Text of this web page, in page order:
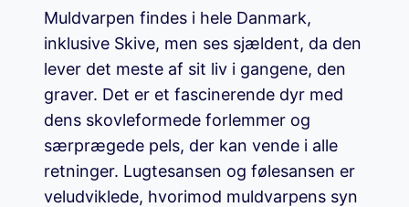
Muldvarpen findes i hele Danmark,
inklusive Skive, men ses sjældent, da den
lever det meste af sit liv i gangene, den
graver. Det er et fascinerende dyr med
dens skovleformede forlemmer og
særprægede pels, der kan vende i alle
retninger. Lugtesansen og følesansen er
veludviklede, hvorimod muldvarpens syn